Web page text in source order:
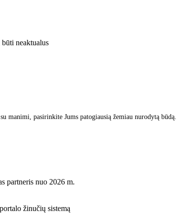
neaktualus
manimi, pasirinkite Jums patogiausią žemiau nurodytą būdą.
partneris nuo 2026 m.
žinučių sistemą